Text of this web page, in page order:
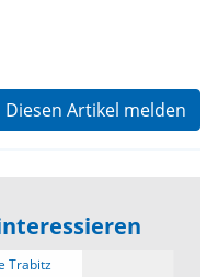
Diesen Artikel melden
Gemeinde Trabitz